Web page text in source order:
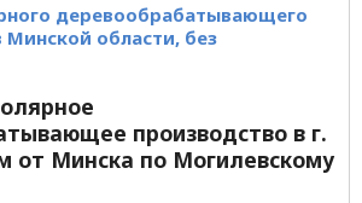
деревообрабатывающего
Минской области, без
производство в г.
от Минска по Могилевскому